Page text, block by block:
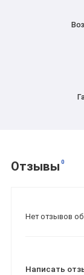
Отзывы 0
Нет отзывов
Написать